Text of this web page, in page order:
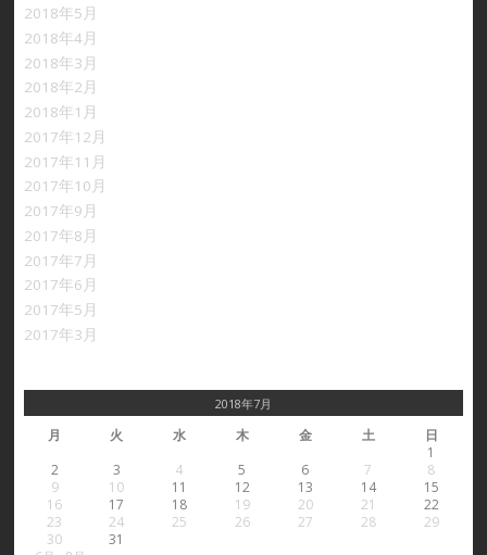
2018年5月
2018年4月
2018年3月
2018年2月
2018年1月
2017年12月
2017年11月
2017年10月
2017年9月
2017年8月
2017年7月
2017年6月
2017年5月
2017年3月
2018年7月
月 火 水 木 金 土
日
1
2
3 4 5 6 7
8
9
10 11 12 13 14
15
16
17 18 19 20 21
22
23
24 25 26 27 28
29
30
31